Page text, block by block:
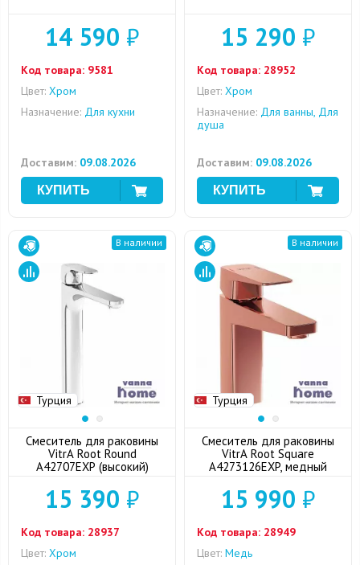
14 590 ₽
Код товара: 9581
Цвет: Хром
Назначение: Для кухни
Доставим: 09.08.2026
15 290 ₽
Код товара: 28952
Цвет: Хром
Назначение: Для ванны, Для
душа
Доставим: 09.08.2026
Турция
В наличии
Смеситель для раковины
VitrA Root Round
A42707EXP (высокий)
15 390 ₽
Код товара: 28937
Цвет: Хром
Турция
В наличии
Смеситель для раковины
VitrA Root Square
A4273126EXP, медный
15 990 ₽
Код товара: 28949
Цвет: Медь